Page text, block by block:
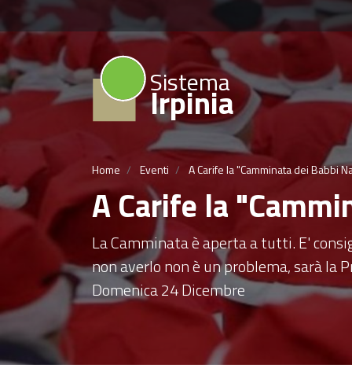
Sistema
Irpinia
Home Eventi A Carife la "Camminata dei Babbi
A Carife la
La Camminata è aperta a tutti. E'
non averlo non è un problema, sarà la
Domenica 24 Dicembre